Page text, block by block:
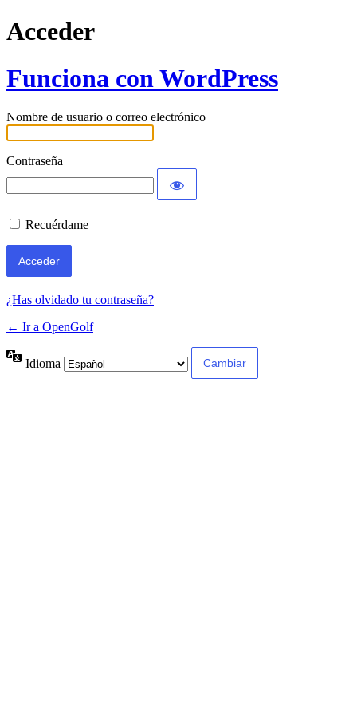
Acceder
Funciona con WordPress
Nombre de usuario o correo electrónico
Contraseña
Recuérdame
¿Has olvidado tu contraseña?
← Ir a OpenGolf
Idioma